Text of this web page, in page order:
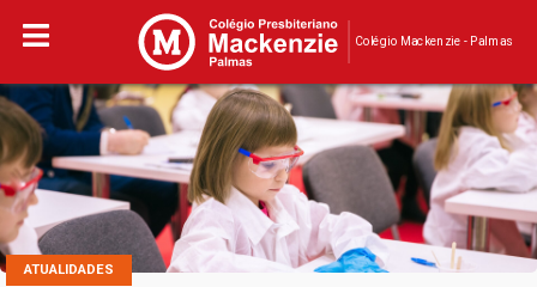
Colégio Mackenzie - Palmas
ATUALIDADES